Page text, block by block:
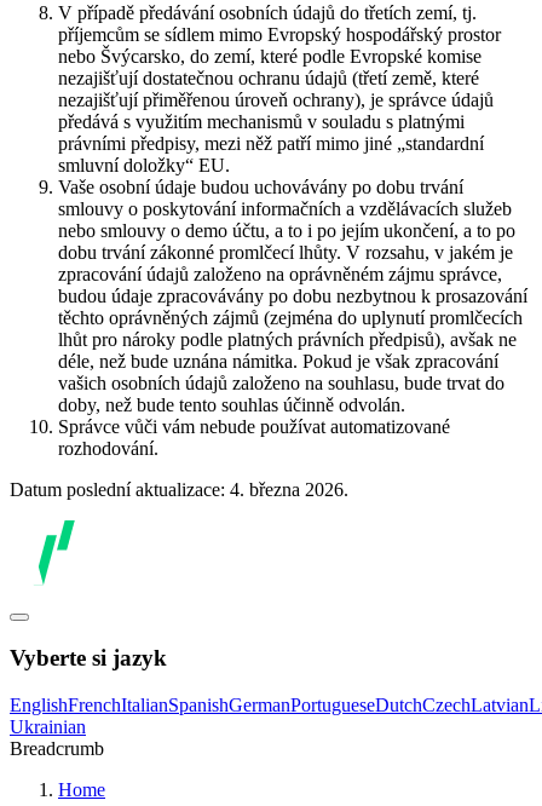
V případě předávání osobních údajů do třetích zemí, tj.
příjemcům se sídlem mimo Evropský hospodářský prostor
nebo Švýcarsko, do zemí, které podle Evropské komise
nezajišťují dostatečnou ochranu údajů (třetí země, které
nezajišťují přiměřenou úroveň ochrany), je správce údajů
předává s využitím mechanismů v souladu s platnými
právními předpisy, mezi něž patří mimo jiné „standardní
smluvní doložky“ EU.
Vaše osobní údaje budou uchovávány po dobu trvání
smlouvy o poskytování informačních a vzdělávacích služeb
nebo smlouvy o demo účtu, a to i po jejím ukončení, a to po
dobu trvání zákonné promlčecí lhůty. V rozsahu, v jakém je
zpracování údajů založeno na oprávněném zájmu správce,
budou údaje zpracovávány po dobu nezbytnou k prosazování
těchto oprávněných zájmů (zejména do uplynutí promlčecích
lhůt pro nároky podle platných právních předpisů), avšak ne
déle, než bude uznána námitka. Pokud je však zpracování
vašich osobních údajů založeno na souhlasu, bude trvat do
doby, než bude tento souhlas účinně odvolán.
Správce vůči vám nebude používat automatizované
rozhodování.
Datum poslední aktualizace: 4. března 2026.
Vyberte si jazyk
EnglishFrenchItalianSpanishGermanPortugueseDutchCzechLatvian
Ukrainian
Breadcrumb
Home